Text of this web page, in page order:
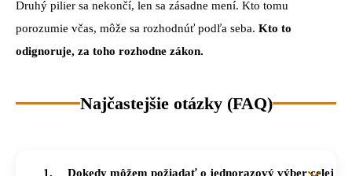
Druhý pilier sa nekončí, len sa zásadne mení. Kto tomu
porozumie včas, môže sa rozhodnúť podľa seba. Kto to
odignoruje, za toho rozhodne zákon.
Najčastejšie otázky (FAQ)
Dokedy môžem požiadať o jednorazový výber celej